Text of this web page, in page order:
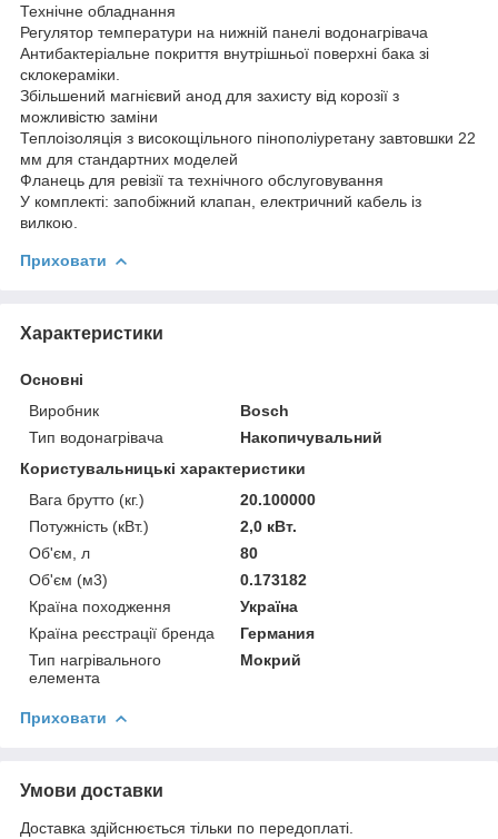
Технічне обладнання
Регулятор температури на нижній панелі водонагрівача
Антибактеріальне покриття внутрішньої поверхні бака зі
склокераміки.
Збільшений магнієвий анод для захисту від корозії з
можливістю заміни
Теплоізоляція з високощільного пінополіуретану завтовшки 22
мм для стандартних моделей
Фланець для ревізії та технічного обслуговування
У комплекті: запобіжний клапан, електричний кабель із
вилкою.
Приховати
Характеристики
Основні
Виробник
Bosch
Тип водонагрівача
Накопичувальний
Користувальницькі характеристики
Вага брутто (кг.)
20.100000
Потужність (кВт.)
2,0 кВт.
Об'єм, л
80
Об'єм (м3)
0.173182
Країна походження
Україна
Країна реєстрації бренда
Германия
Тип нагрівального
елемента
Мокрий
Приховати
Умови доставки
Доставка здійснюється тільки по передоплаті.